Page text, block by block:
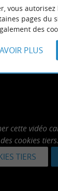
cette vidéo
des cookies tiers.
TIERS
vous
pages du
des
PLUS